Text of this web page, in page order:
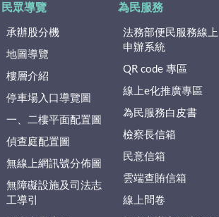
民眾導覽
承辦股分機
地圖導覽
樓層介紹
停車場入口導覽圖
一、二樓平面配置圖
偵查庭配置圖
無線上網訊號分佈圖
無障礙設施及司法志
工導引
為民服務
法務部便民服務線上
申辦系統
QR code 專區
線上e化推廣專區
為民服務白皮書
檢察長信箱
民意信箱
雲端查賄信箱
線上問卷